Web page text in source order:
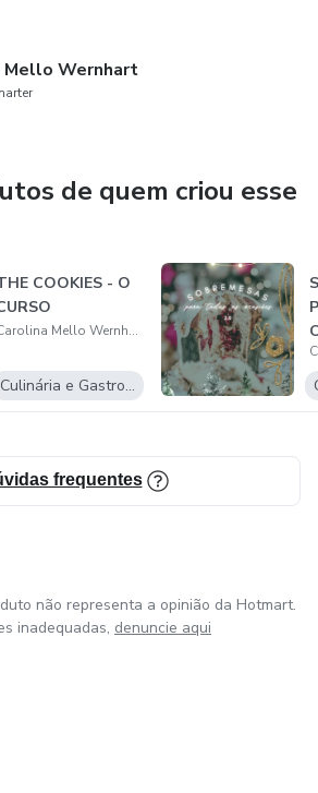
Mello Wernhart
de quem criou esse
COOKIES - O
Carolina Mello Wernhart
Culinária e Gastronomia
frequentes
não representa a opinião da Hotmart.
inadequadas, denuncie aqui